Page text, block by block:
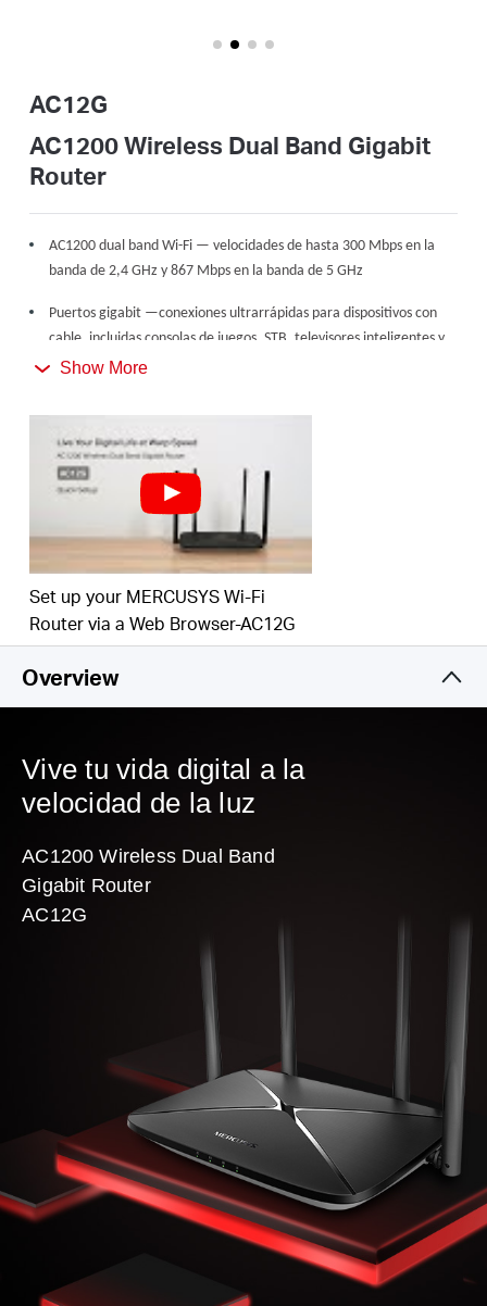
AC12G
AC1200 Wireless Dual Band Gigabit
Router
AC1200 dual band Wi-Fi — velocidades de hasta 300 Mbps en la
banda de 2,4 GHz y 867 Mbps en la banda de 5 GHz
Puertos gigabit —conexiones ultrarrápidas para dispositivos con
cable, incluidas consolas de juegos, STB, televisores inteligentes y
más
4 antenas externas de alta ganancia — poderosa cobertura
inalámbrica en toda su casa
Fácil instalación —la página web intuitiva lo guía a través del
proceso de configuración en minutos
Show More
Set up your MERCUSYS Wi-Fi
Router via a Web Browser-AC12G
Overview
Vive tu vida digital a la
velocidad de la luz
AC1200 Wireless Dual Band
Gigabit Router
AC12G